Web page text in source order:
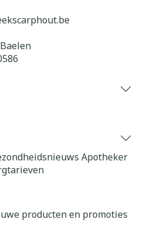
Apotheker
producten en promoties